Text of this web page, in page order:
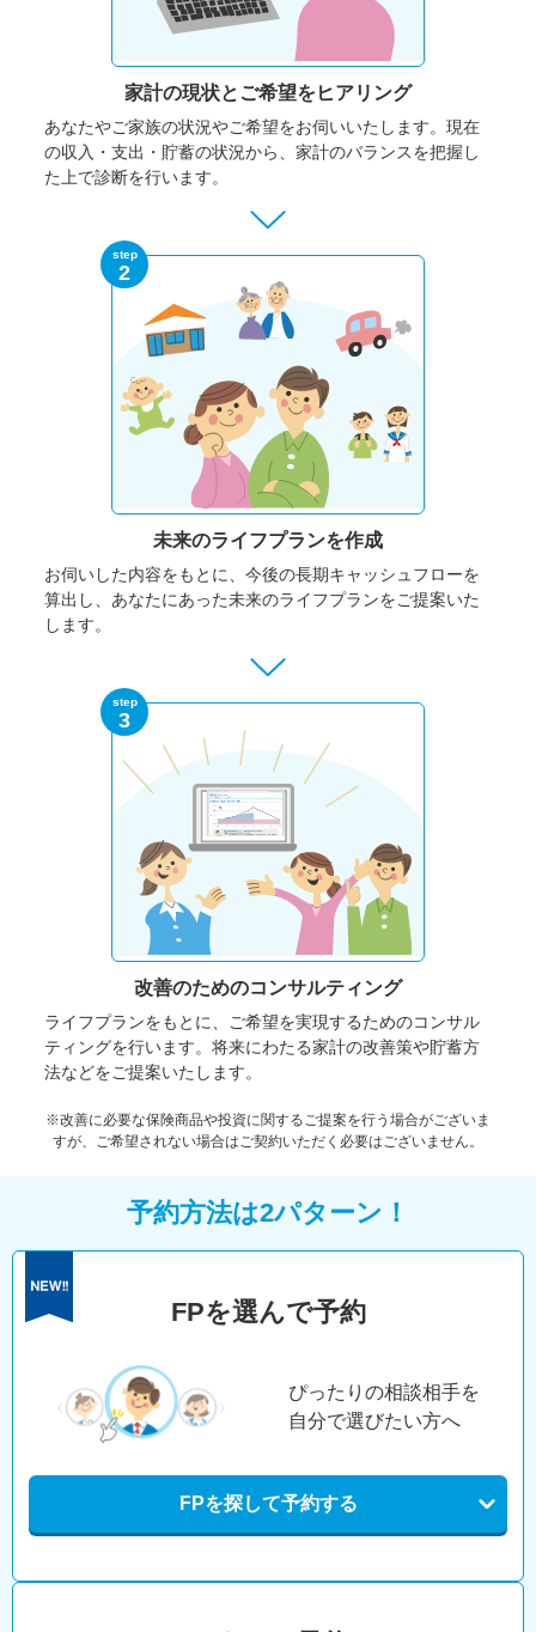
家計の現状と ご希望をヒアリング
あなたやご家族の状況やご希望をお伺いいたします。 現在
の収入・支出・貯蓄の状況から、家計のバランスを把握し
た上で診断を行います。
step
2
未来のライフプランを作成
お伺いした内容をもとに、今後の長期キャッシュフローを
算出し、あなたにあった未来のライフプランをご提案いた
します。
step
3
改善のためのコンサルティング
ライフプランをもとに、ご希望を実現するためのコンサル
ティングを行います。将来にわたる家計の改善策や貯蓄方
法などをご提案いたします。
※改善に必要な保険商品や投資に関するご提案を行う場合がございま
すが、ご希望されない場合はご契約いただく必要はございません。
予約方法は2パターン！
FPを選んで予約
ぴったりの相談相手を
自分で選びたい方へ
FPを探して予約する